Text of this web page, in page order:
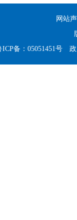
网站
ICP备：05051451号